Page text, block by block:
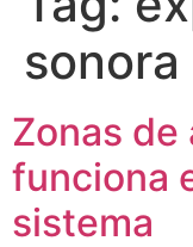
sonora
Zonas de
funciona
sistema